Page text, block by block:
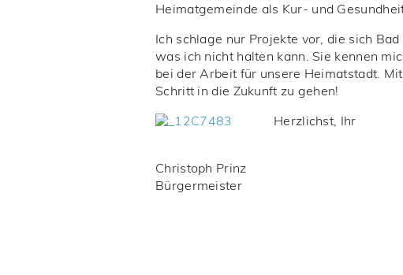
Heimatgemeinde als Kur- und
Ich schlage nur Projekte vor, die sich
was ich nicht halten kann. Sie kennen
bei der Arbeit für unsere Heimatstadt.
Schritt in die Zukunft zu gehen!
Herzlichst, Ihr
Christoph Prinz
Bürgermeister